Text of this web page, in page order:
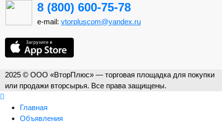
8 (800) 600-75-78
e-mail: vtorpluscom@yandex.ru
2025 © ООО «ВторПлюс» — торговая площадка для покупки
или продажи вторсырья. Все права защищены.
Главная
Объявления